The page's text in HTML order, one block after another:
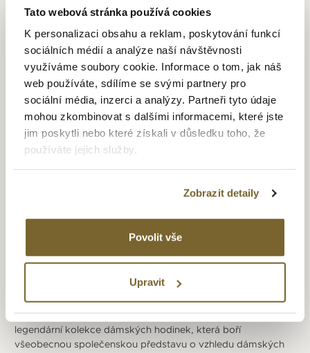
Tato webová stránka používá cookies
K personalizaci obsahu a reklam, poskytování funkcí
sociálních médií a analýze naší návštěvnosti
využíváme soubory cookie. Informace o tom, jak náš
web používáte, sdílíme se svými partnery pro
sociální média, inzerci a analýzy. Partneři tyto údaje
mohou zkombinovat s dalšími informacemi, které jste
jim poskytli nebo které získali v důsledku toho, že
používáte jejich služby.
Zobrazit detaily
Povolit vše
Upravit
dokonce i v Asii. Ve všech těchto střediscích probíhá
kompletní proces výroby hodinek: konstrukce, výroba,
montáž mechanismu, dodání a po-prodejní servis. Postupem
času značka expanduje po celém světě a v rámci Festina
Group získává na francouzském a španělském hodinářském
trhu vedoucí postavení. Díky velkému úsilí o inovace
a zavedení moderních technologií, byla Festina Group
schopna popularizovat materiály a postupy které její
hodinářské výrobě přinesly jedinečnou exkluzivitu, navíc
nabízí opravdu širokou modelovou řadu hodinek.
Hodinky Festina Boyfriend jsou výraznějšími a většími
ženy velmi často nosí hodinky svých partnerů. Mnoho žen
rádo nosí pánské hodinky, protože u nich oceňuje jejich větší
velikost, mohutnost a silnější sportovní nádech. Vzniká tak
legendární kolekce dámských hodinek, která boří
všeobecnou společenskou představu o vzhledu dámských